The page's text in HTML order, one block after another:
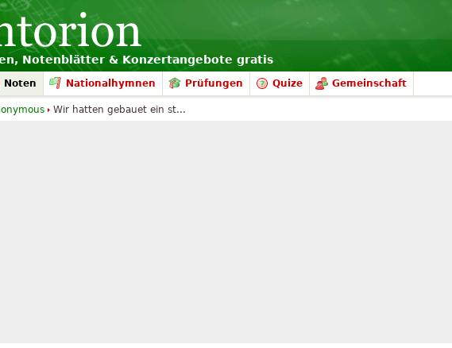
Notenblätter & Konzertangebote gratis
Noten Nationalhymnen Prüfungen Quize Gemeinschaft
Wir hatten gebauet ein st...